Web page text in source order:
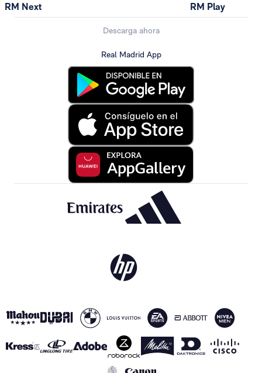
RM Next RM Play
Descarga ahora
Real Madrid App